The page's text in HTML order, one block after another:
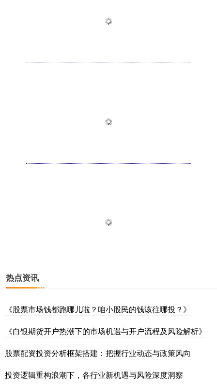
热点资讯
《股票市场钱都跑哪儿啦？咱小股民的钱该往哪投？》
《白银期货开户热潮下的市场机遇与开户流程及风险解析》
股票配资投资分析框架搭建：把握行业动态与政策风向
投资逻辑重构浪潮下，各行业新机遇与风险深度洞察